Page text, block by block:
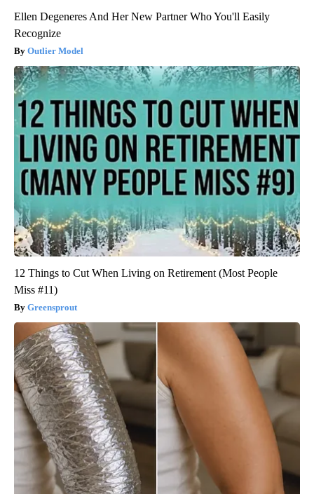
Ellen Degeneres And Her New Partner Who You'll Easily
Recognize
Outlier Model
12 Things to Cut When Living on Retirement (Most People
Miss #11)
Greensprout